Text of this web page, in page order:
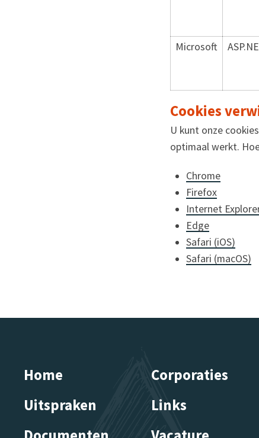
Microsoft
Cookies
U kunt onze
optimaal werkt.
Chrome
Firefox
Internet
Edge
Safari (iOS)
Safari (macOS)
Home
Uitspraken
Corporaties
Links